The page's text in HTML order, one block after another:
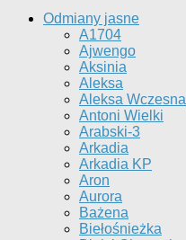
Odmiany jasne
A1704
Ajwengo
Aksinia
Aleksa
Aleksa Wczesna
Antoni Wielki
Arabski-3
Arkadia
Arkadia KP
Aron
Aurora
Bażena
Biełośnieżka